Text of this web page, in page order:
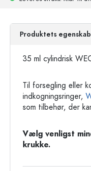
Produktets
35 ml cylindrisk
Til forsegling eller
indkogningsringer,
som tilbehør, der
Vælg venligst
krukke.